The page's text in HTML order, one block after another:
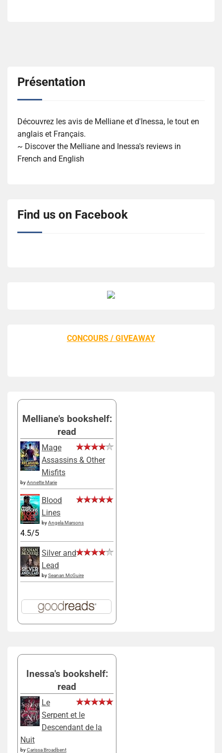
Présentation
Découvrez les avis de Melliane et d'Inessa, le tout en
anglais et Français.
~ Discover the Melliane and Inessa's reviews in
French and English
Find us on Facebook
CONCOURS / GIVEAWAY
Melliane's bookshelf:
read
Mage
Assassins & Other
Misfits
byAnnette Marie
Blood
Lines
byAngela Marsons
4.5/5
Silver and
Lead
bySeanan McGuire
Inessa's bookshelf:
read
Le
Serpent et le
Descendant de la
Nuit
byCarissa Broadbent